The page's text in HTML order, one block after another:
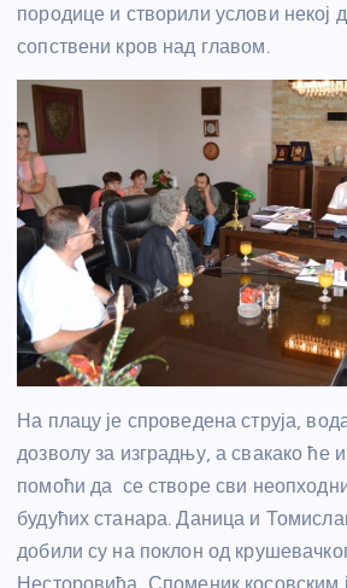
породице и створили услови некој
сопствени кров над главом.
На плацу је спроведена струја,
дозволу за изградњу, а свакако ће
помоћи да се створе сви
будућих станара. Даница и
добили су на поклон од
Несторовића, Споменик косовским